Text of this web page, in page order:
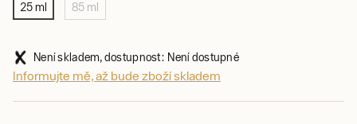
25 ml 85 ml
Není skladem, dostupnost: Není dostupné
Informujte mě, až bude zboží skladem